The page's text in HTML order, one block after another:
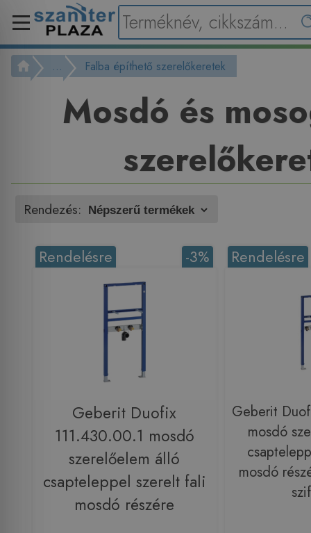
... Falba építhető szerelőkeretek
Mosdó és
Rendezés:
-3%
Rendelésre
Geberit Duofix
111.430.00.1 mosdó
szerelőelem álló
csapteleppel szerelt fali
mosdó részére
Rendelésre
Geberit
mosdó
mosdó